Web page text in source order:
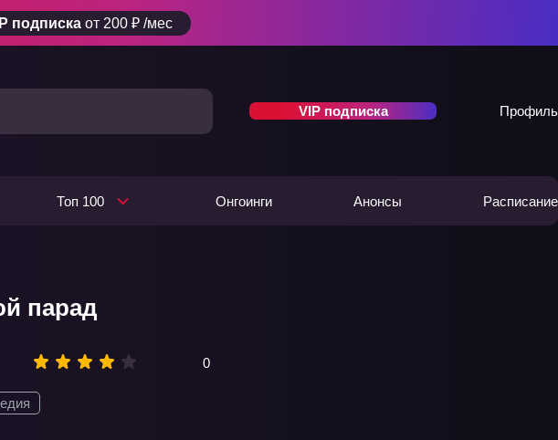
подписка от 200 ₽ /мес
VIP подписка Профиль
Топ 100 Онгоинги Анонсы Расписание
парад
0